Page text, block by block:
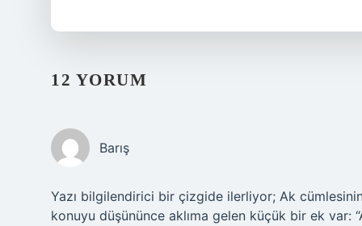
12 YORUM
Barış
Yazı bilgilendirici bir çizgide ilerliyor; Ak
konuyu düşününce aklıma gelen küçük bir ek var: